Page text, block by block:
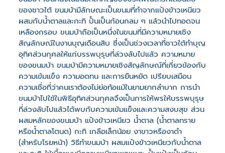
ของชาวใต้ ขนมบ้ามีลักษณะเป็นขนมที่ทำจากแป้งข้าวเหนียว
ผสมกับน้ำตาลและกะทิ ปั้นเป็นก้อนกลม ๆ แล้วนำไปทอดจน
เหลืองกรอบ ขนมบ้าถือเป็นหนึ่งในขนมที่มีความหมายเชิง
สัญลักษณ์ในงานบุญเดือนสิบ ซึ่งเป็นช่วงเวลาที่ชาวใต้ทำบุญ
อุทิศส่วนกุศลให้แก่บรรพบุรุษที่ล่วงลับไปแล้ว ความหมาย
ของขนมบ้า ขนมบ้ามีความหมายเชิงสัญลักษณ์ที่เกี่ยวข้องกับ
ความเข้มแข็ง ความอดทน และการยืนหยัด เปรียบเสมือน
ความเชื่อที่ว่าคนเราต้องไม่ย่อท้อแม้ในยามยากลำบาก การนำ
ขนมบ้าไปใช้ในพิธีอุทิศส่วนกุศลจึงเป็นการให้พรให้บรรพบุรุษ
ที่ล่วงลับไปแล้วได้พบกับความเข้มแข็งและความสงบสุข ส่วน
ผสมหลักของขนมบ้า แป้งข้าวเหนียว น้ำตาล (น้ำตาลทราย
หรือน้ำตาลโตนด) กะทิ เกลือเล็กน้อย งาขาวหรืองาดำ
(สำหรับโรยหน้า) วิธีทำขนมบ้า ผสมแป้งข้าวเหนียวกับน้ำตาล